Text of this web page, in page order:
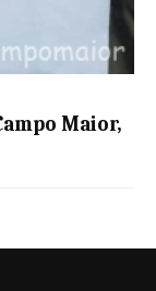
Maior,